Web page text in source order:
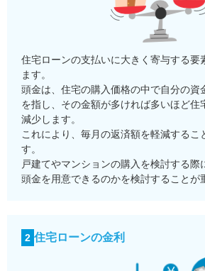
住宅ローンの支払いに大きく寄与する要
ます。
頭金は、住宅の購入価格の中で自分の資
を指し、その金額が多ければ多いほど住
減少します。
これにより、毎月の返済額を軽減するこ
す。
戸建てやマンションの購入を検討する際
頭金を用意できるのかを検討することが
2 住宅ローンの金利